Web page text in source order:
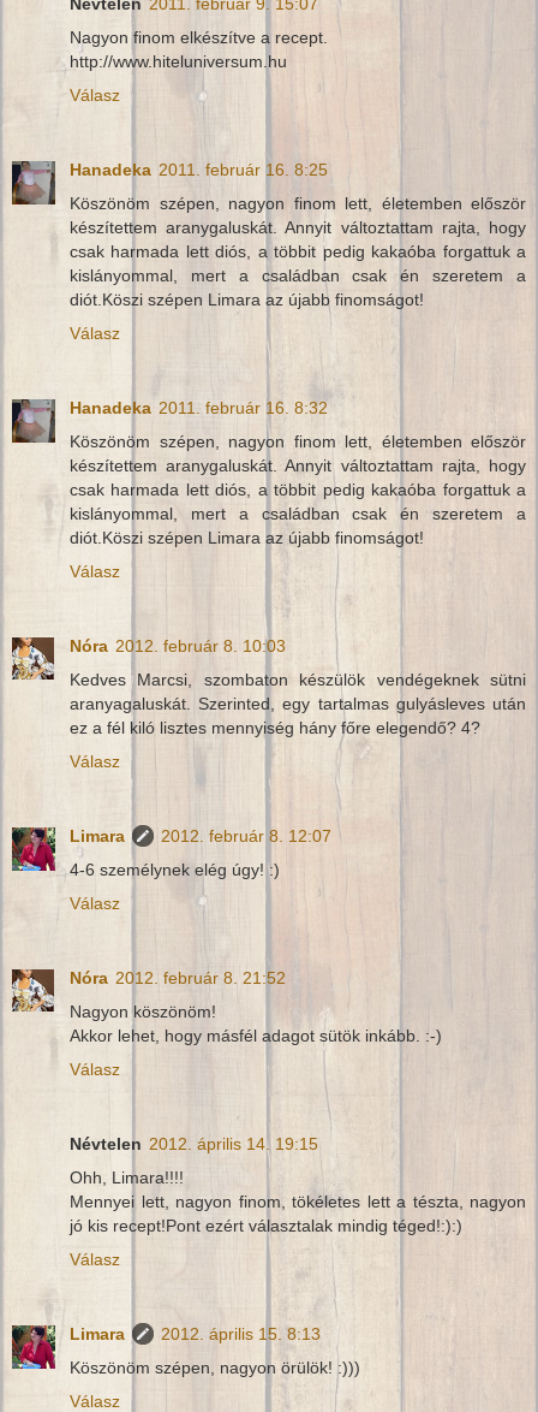
Nagyon finom elkészítve a recept.
http://www.hiteluniversum.hu
Válasz
Hanadeka 2011. február 16. 8:25
Köszönöm szépen, nagyon finom lett, életemben először
készítettem aranygaluskát. Annyit változtattam rajta, hogy
csak harmada lett diós, a többit pedig kakaóba forgattuk a
kislányommal, mert a családban csak én szeretem a
diót.Köszi szépen Limara az újabb finomságot!
Válasz
Hanadeka 2011. február 16. 8:32
Köszönöm szépen, nagyon finom lett, életemben először
készítettem aranygaluskát. Annyit változtattam rajta, hogy
csak harmada lett diós, a többit pedig kakaóba forgattuk a
kislányommal, mert a családban csak én szeretem a
diót.Köszi szépen Limara az újabb finomságot!
Válasz
Nóra 2012. február 8. 10:03
Kedves Marcsi, szombaton készülök vendégeknek sütni
aranyagaluskát. Szerinted, egy tartalmas gulyásleves után
ez a fél kiló lisztes mennyiség hány főre elegendő? 4?
Válasz
Limara
2012. február 8. 12:07
4-6 személynek elég úgy! :)
Válasz
Nóra 2012. február 8. 21:52
Nagyon köszönöm!
Akkor lehet, hogy másfél adagot sütök inkább. :-)
Válasz
Névtelen 2012. április 14. 19:15
Ohh, Limara!!!!
Mennyei lett, nagyon finom, tökéletes lett a tészta, nagyon
jó kis recept!Pont ezért választalak mindig téged!:):)
Válasz
Limara
2012. április 15. 8:13
Köszönöm szépen, nagyon örülök! :)))
Válasz